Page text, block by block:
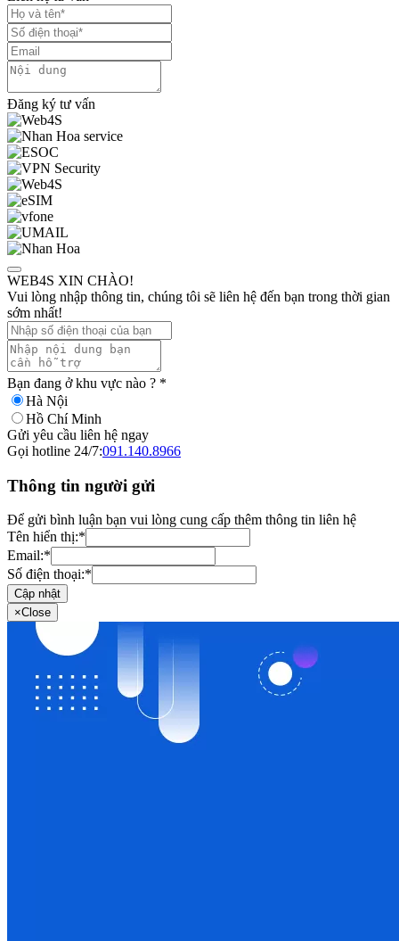
Đăng ký tư vấn
WEB4S XIN CHÀO!
Vui lòng nhập thông tin, chúng tôi sẽ liên hệ đến bạn trong thời gian
sớm nhất!
Bạn đang ở khu vực nào ? *
Hà Nội
Hồ Chí Minh
Gửi yêu cầu liên hệ ngay
Gọi hotline 24/7:091.140.8966
Thông tin người gửi
Để gửi bình luận bạn vui lòng cung cấp thêm thông tin liên hệ
Tên hiển thị:*
Email:*
Số điện thoại:*
Cập nhật
×Close